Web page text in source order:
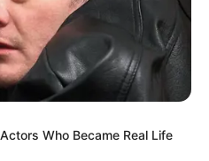
Who Became Real Life